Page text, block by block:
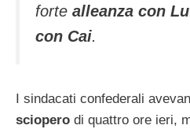
forte alleanza con
con Cai.
I sindacati confederali
sciopero di quattro ore ieri,